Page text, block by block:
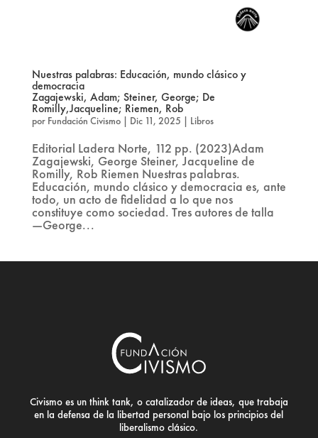
Nuestras palabras: Educación, mundo clásico y
democracia
Zagajewski, Adam; Steiner, George; De
Romilly,Jacqueline; Riemen, Rob
por Fundación Civismo| Dic 11, 2025 | Libros
Editorial Ladera Norte, 112 pp. (2023)Adam
Zagajewski, George Steiner, Jacqueline de
Romilly, Rob Riemen Nuestras palabras.
Educación, mundo clásico y democracia es, ante
todo, un acto de fidelidad a lo que nos
constituye como sociedad. Tres autores de talla
—George...
Civismo es un think tank, o catalizador de ideas, que trabaja
en la defensa de la libertad personal bajo los principios del
liberalismo clásico.